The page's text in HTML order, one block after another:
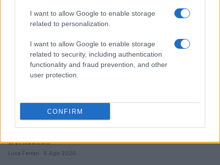
I want to allow Google to enable storage
related to personalization.
I want to allow Google to enable storage
related to security, including authentication
functionality and fraud prevention, and other
user protection.
CONFIRM
workcation
Luca Ferrari · 5 Ago 2026